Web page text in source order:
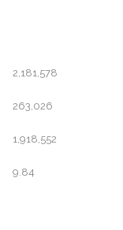
2,181,578
263,026
1,918,552
9.84